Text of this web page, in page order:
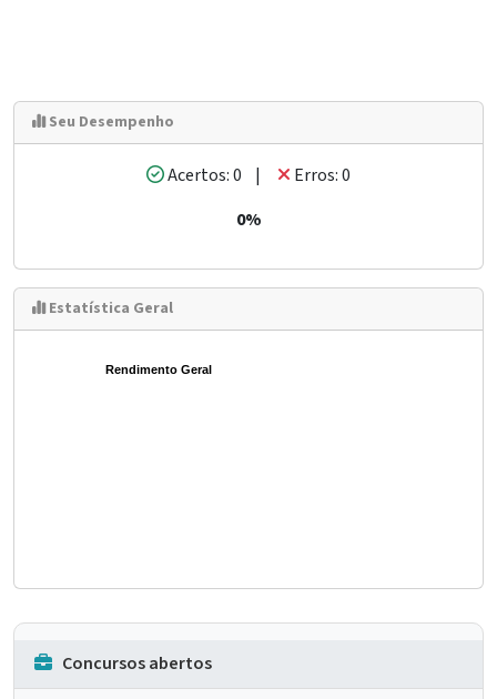
Seu Desempenho
Acertos: 0 |
Erros: 0
0%
Estatística Geral
Rendimento Geral
Concursos abertos